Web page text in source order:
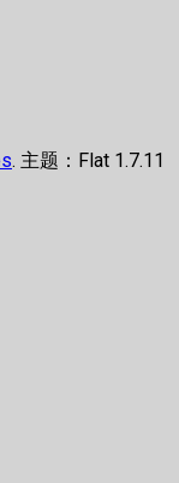
. 主题：Flat 1.7.11